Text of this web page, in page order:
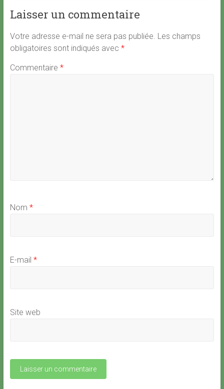
Laisser un commentaire
Votre adresse e-mail ne sera pas publiée. Les champs
obligatoires sont indiqués avec *
Commentaire *
Nom *
E-mail *
Site web